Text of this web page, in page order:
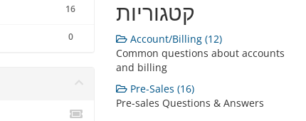
16
0
קטגוריות
Account/Billing (12)
Common questions about accounts
and billing
Pre-Sales (16)
Pre-sales Questions & Answers